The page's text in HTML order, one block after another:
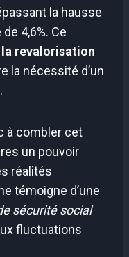
la hausse
4,6%. Ce
revalorisation
la nécessité d’un
à combler cet
un pouvoir
réalités
témoigne d’une
sécurité social
fluctuations